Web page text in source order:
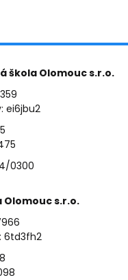
škola Olomouc s.r.o.
ei6jbu2
0300
s.r.o.
6td3fh2